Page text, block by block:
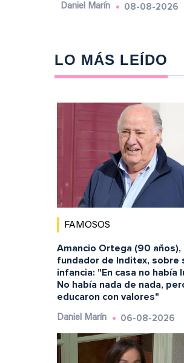
Daniel Marín 08-08-2026
LO MÁS LEÍDO
FAMOSOS
Amancio Ortega (90 años),
fundador de Inditex, sobre
infancia: "En casa no había
No había nada de nada,
educaron con valores"
Daniel Marín 06-08-2026